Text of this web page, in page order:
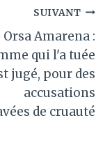
SUIVANT
Orsa Amarena :
qui l'a tuée
jugé, pour des
accusations
de cruauté